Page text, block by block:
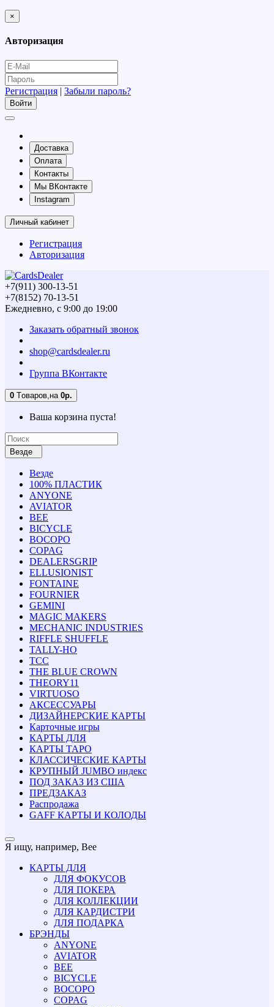
×
Авторизация
Регистрация | Забыли пароль?
Доставка
Оплата
Контакты
Мы ВКонтакте
Instagram
Личный кабинет
Регистрация
Авторизация
+7(911) 300-13-51
+7(8152) 70-13-51
Ежедневно, с 9:00 до 19:00
Заказать обратный звонок
shop@cardsdealer.ru
Группа ВКонтакте
0 Tоваров, на 0р.
Ваша корзина пуста!
Везде
Везде
100% ПЛАСТИК
ANYONE
AVIATOR
BEE
BICYCLE
BOCOPO
COPAG
DEALERSGRIP
ELLUSIONIST
FONTAINE
FOURNIER
GEMINI
MAGIC MAKERS
MECHANIC INDUSTRIES
RIFFLE SHUFFLE
TALLY-HO
TCC
THE BLUE CROWN
THEORY11
VIRTUOSO
АКСЕССУАРЫ
ДИЗАЙНЕРСКИЕ КАРТЫ
Карточные игры
КАРТЫ ДЛЯ
КАРТЫ ТАРО
КЛАССИЧЕСКИЕ КАРТЫ
КРУПНЫЙ JUMBO индекс
ПОД ЗАКАЗ ИЗ США
ПРЕДЗАКАЗ
Распродажа
GAFF КАРТЫ И КОЛОДЫ
Я ищу, например, Bee
КАРТЫ ДЛЯ
ДЛЯ ФОКУСОВ
ДЛЯ ПОКЕРА
ДЛЯ КОЛЛЕКЦИИ
ДЛЯ КАРДИСТРИ
ДЛЯ ПОДАРКА
БРЭНДЫ
ANYONE
AVIATOR
BEE
BICYCLE
BOCOPO
COPAG